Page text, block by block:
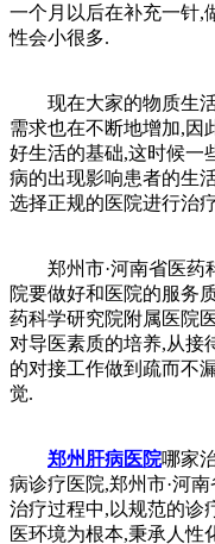
一个月以后在补充一针,
性会小很多.
现在大家的物质生活
需求也在不断地增加,因
好生活的基础,这时候一
病的出现影响患者的生
选择正规的医院进行治
郑州市·河南省医药
院要做好和医院的服务
药科学研究院附属医院
对导医素质的培养,从接
的对接工作做到疏而不
觉.
郑州肝病医院哪家
病诊疗医院,郑州市·河
治疗过程中,以规范的诊
医环境为根本,秉承人性